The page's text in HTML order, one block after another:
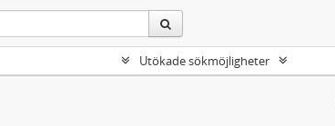
Utökade sökmöjligheter